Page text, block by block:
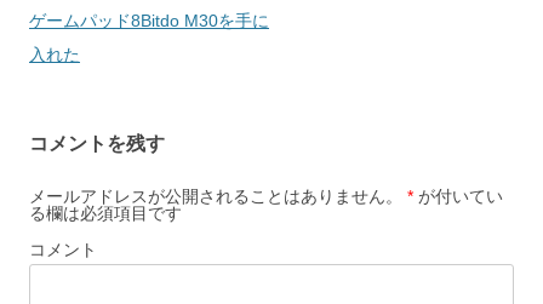
ナ
ビ
シ
ョ
ン
ゲームパッド8Bitdo M30を手に
入れた
コメントを残す
メールアドレスが公開されることはありません。 * が付いてい
る欄は必須項目です
コメント